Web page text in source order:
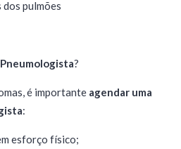
pulmões
Pneumologista?
é importante agendar uma
:
esforço físico;